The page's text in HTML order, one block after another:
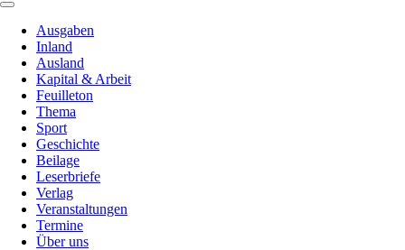
Ausgaben
Inland
Ausland
Kapital & Arbeit
Feuilleton
Thema
Sport
Geschichte
Beilage
Leserbriefe
Verlag
Veranstaltungen
Termine
Über uns